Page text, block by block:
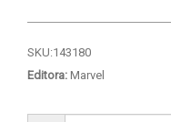
SKU:143180
Editora: Marvel